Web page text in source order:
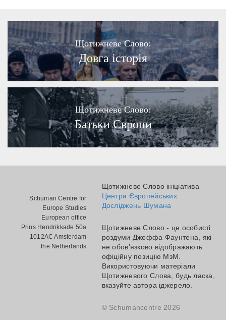
Щотижневе Слово:
Довга історія
Щотижневе Слово:
Батьки Європи
Schuman Centre for
Europe Studies
European office
Prins Hendrikkade 50a
1012AC Amsterdam
the Netherlands
Щотижневе Слово ініціатива
Центра Європейських
Досліджень Шумана
Щотижневе Слово - це особисті
роздуми Джеффа Фаунтена, які
не обов’язково відображають
офіційну позицію МзМ.
Використовуючи матеріали
Щотижневого Слова, будь ласка,
вказуйте автора іджерело.
© Schumancentre 2026